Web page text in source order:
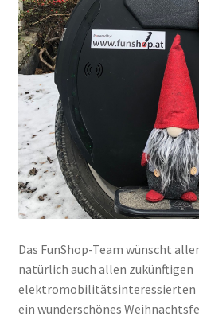
Das FunShop-Team wünscht
natürlich auch allen zukünftigen
elektromobilitätsinteressierten
ein wunderschönes